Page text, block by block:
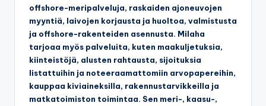
offshore-meripalveluja, raskaiden ajoneuvojen
myyntiä, laivojen korjausta ja huoltoa, valmistusta
ja offshore-rakenteiden asennusta. Milaha
tarjoaa myös palveluita, kuten maakuljetuksia,
kiinteistöjä, alusten rahtausta, sijoituksia
listattuihin ja noteeraamattomiin arvopapereihin,
kauppaa kiviaineksilla, rakennustarvikkeilla ja
matkatoimiston toimintaa. Sen meri-, kaasu-,